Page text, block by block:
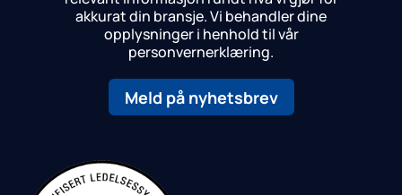
akkurat din bransje.Vi behandler dine
opplysninger i henhold til vår
personvernerklæring.
Meld på nyhetsbrev